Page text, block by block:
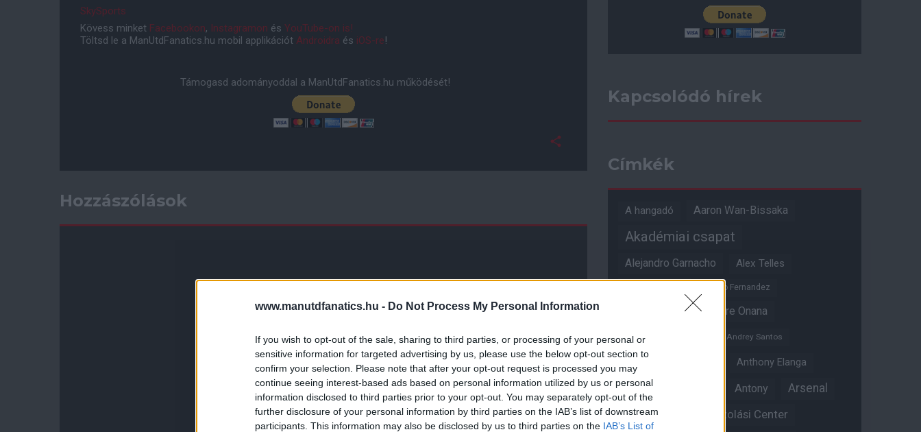
www.manutdfanatics.hu - Do Not Process My Personal Information
If you wish to opt-out of the sale, sharing to third parties, or processing of your personal or
sensitive information for targeted advertising by us, please use the below opt-out section to
confirm your selection. Please note that after your opt-out request is processed you may
continue seeing interest-based ads based on personal information utilized by us or personal
information disclosed to third parties prior to your opt-out. You may separately opt-out of the
further disclosure of your personal information by third parties on the IAB’s list of downstream
participants. This information may also be disclosed by us to third parties on the IAB’s List of
SkySports
Kövess minket Facebookon, Instagramon és YouTube-on is!
Töltsd le a ManUtdFanatics.hu mobil applikációt Androidra és iOS-re!
Támogasd adományoddal a ManUtdFanatics.hu működését!
Hozzászólások
Kapcsolódó hírek
Címkék
A hangadó Aaron Wan-Bissaka
Akadémiai csapat
Alejandro Garnacho Alex Telles
Alvaro Fernandez
Amad Diallo
Andre Onana
Andreas Pereira
Andrey Santos
Angol válogatott Anthony Elanga
Anthony Martial Antony Arsenal
Aston Villa Átigazolási Center